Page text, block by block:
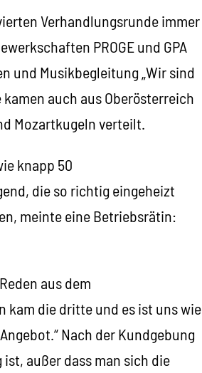
Verhandlungsrunde immer
PROGE und GPA
und Musikbegleitung „Wir sind
auch aus Oberösterreich
Mozartkugeln verteilt.
knapp 50
die so richtig eingeheizt
meinte eine Betriebsrätin:
aus dem
kam die dritte und es ist uns wie
Nach der Kundgebung
außer dass man sich die